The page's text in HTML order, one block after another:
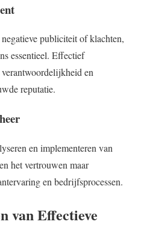
publiciteit of klachten,
essentieel. Effectief
verantwoordelijkheid en
reputatie.
en implementeren van
het vertrouwen maar
en bedrijfsprocessen.
van Effectieve